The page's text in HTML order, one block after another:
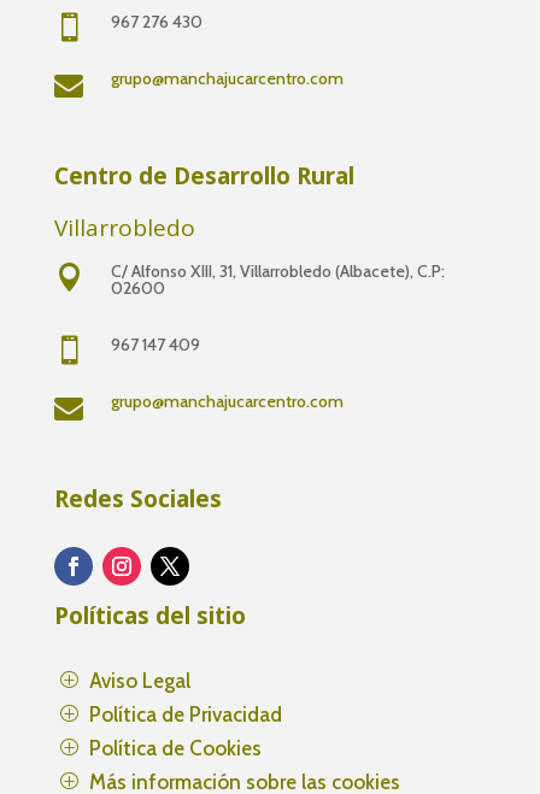
 967 276 430
 grupo@manchajucarcentro.com
Centro de Desarrollo Rural
Villarrobledo
 C/ Alfonso XIII, 31, Villarrobledo (Albacete), C.P:
02600
 967 147 409
 grupo@manchajucarcentro.com
Redes Sociales
Políticas del sitio
P Aviso Legal
P Política de Privacidad
P Política de Cookies
P Más información sobre las cookies